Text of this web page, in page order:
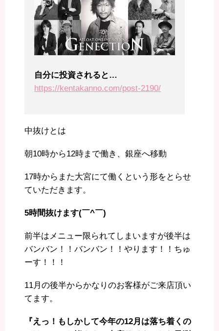
自分に投資されると…
https://kentakanno.com/post-2190/
中抜けとは
朝10時から12時まで働き、銀座へ移動
17時からまた大宮にて働くという形をとらせ
ていただきます。
5時間抜けます(￣^￣)ゞ
前半はメニュー限られてしまいますが後半は
バンバン！！バンバン！！やります！！ちゅ
ーす！！！
11月の後半からかなりのお客様がご来店頂い
てます。
『えっ！もしかして今年の12月は落ち着くの